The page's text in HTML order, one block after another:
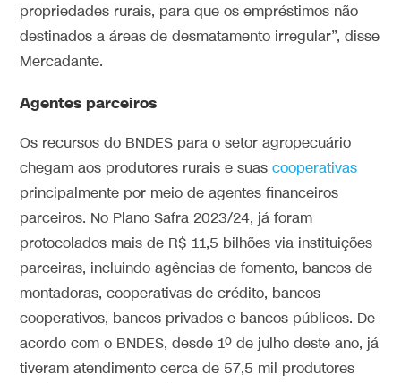
propriedades rurais, para que os empréstimos não
destinados a áreas de desmatamento irregular”, disse
Mercadante.
Agentes parceiros
Os recursos do BNDES para o setor agropecuário
chegam aos produtores rurais e suascooperativas
principalmente por meio de agentes financeiros
parceiros. No Plano Safra 2023/24, já foram
protocolados mais de R$ 11,5 bilhões via instituições
parceiras, incluindo agências de fomento, bancos de
montadoras, cooperativas de crédito, bancos
cooperativos, bancos privados e bancos públicos. De
acordo com o BNDES, desde 1º de julho deste ano, já
tiveram atendimento cerca de 57,5 mil produtores